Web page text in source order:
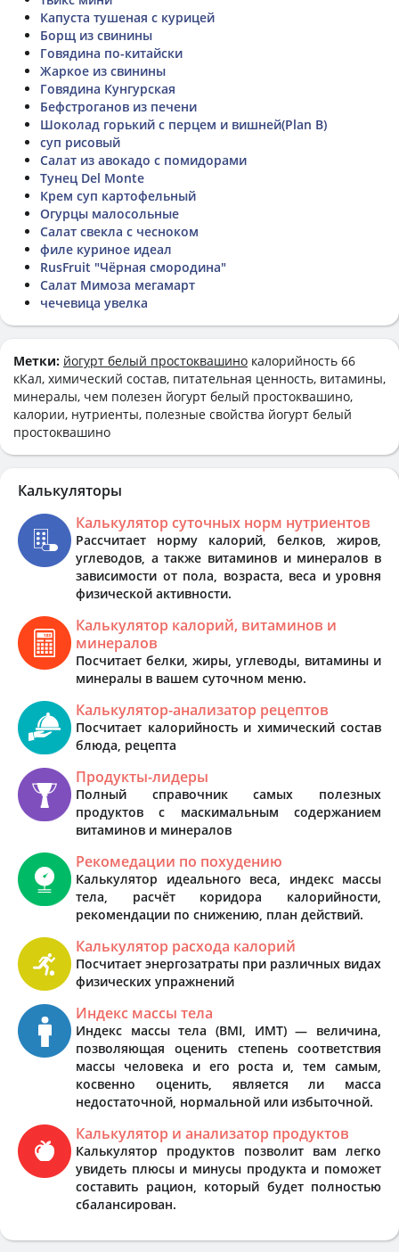
Капуста тушеная с курицей
Борщ из свинины
Говядина по-китайски
Жаркое из свинины
Говядина Кунгурская
Бефстроганов из печени
Шоколад горький с перцем и вишней(Plan B)
суп рисовый
Салат из авокадо с помидорами
Тунец Del Monte
Крем суп картофельный
Огурцы малосольные
Салат свекла с чесноком
филе куриное идеал
RusFruit "Чёрная смородина"
Салат Мимоза мегамарт
чечевица увелка
Метки: йогурт белый простоквашино калорийность 66
кКал, химический состав, питательная ценность, витамины,
минералы, чем полезен йогурт белый простоквашино,
калории, нутриенты, полезные свойства йогурт белый
простоквашино
Калькуляторы
Калькулятор суточных норм нутриентов
Рассчитает норму калорий, белков, жиров,
углеводов, а также витаминов и минералов в
зависимости от пола, возраста, веса и уровня
физической активности.
Калькулятор калорий, витаминов и
минералов
Посчитает белки, жиры, углеводы, витамины и
минералы в вашем суточном меню.
Калькулятор-анализатор рецептов
Посчитает калорийность и химический состав
блюда, рецепта
Продукты-лидеры
Полный справочник самых полезных
продуктов с маскимальным содержанием
витаминов и минералов
Рекомедации по похудению
Калькулятор идеального веса, индекс массы
тела, расчёт коридора калорийности,
рекомендации по снижению, план действий.
Калькулятор расхода калорий
Посчитает энергозатраты при различных видах
физических упражнений
Индекс массы тела
Индекс массы тела (BMI, ИМТ) — величина,
позволяющая оценить степень соответствия
массы человека и его роста и, тем самым,
косвенно оценить, является ли масса
недостаточной, нормальной или избыточной.
Калькулятор и анализатор продуктов
Калькулятор продуктов позволит вам легко
увидеть плюсы и минусы продукта и поможет
составить рацион, который будет полностью
сбалансирован.